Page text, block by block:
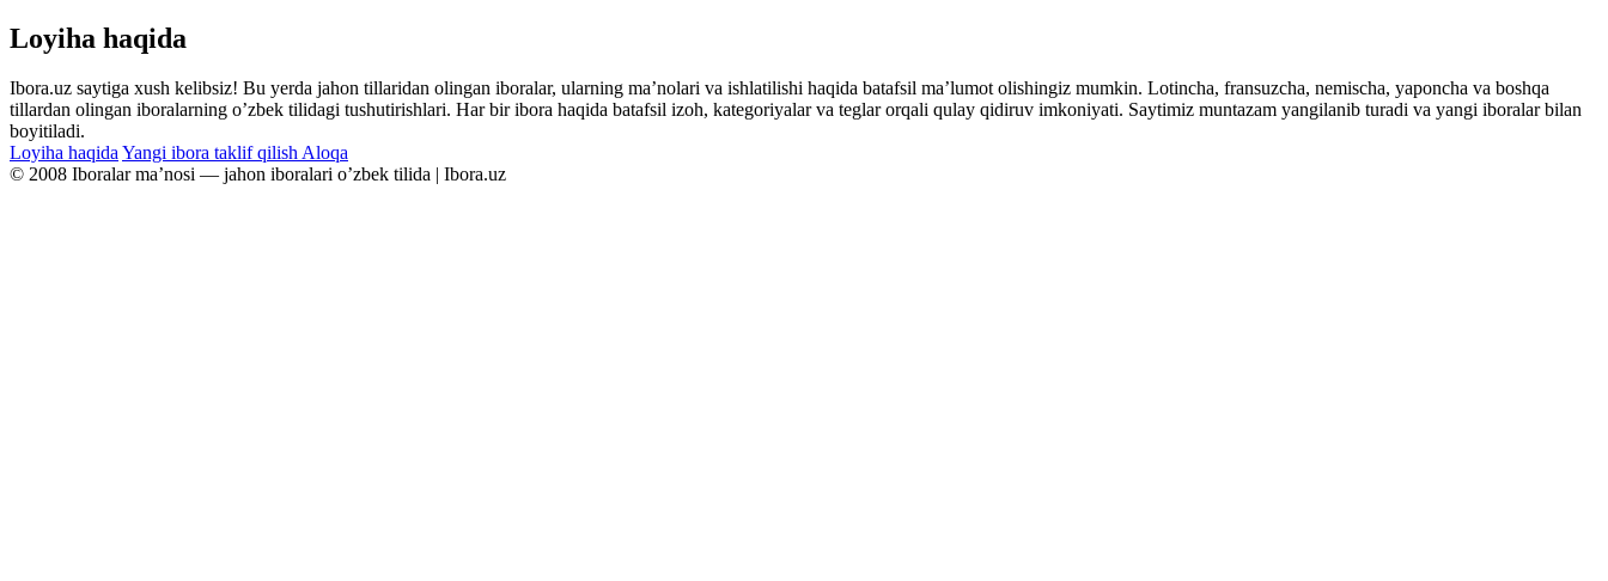
Loyiha haqida
Ibora.uz saytiga xush kelibsiz! Bu yerda jahon tillaridan olingan iboralar, ularning maʼnolari va ishlatilishi haqida batafsil maʼlumot olishingiz mumkin. Lotincha, fransuzcha, nemischa, yaponcha va boshqa
tillardan olingan iboralarning oʼzbek tilidagi tushutirishlari. Har bir ibora haqida batafsil izoh, kategoriyalar va teglar orqali qulay qidiruv imkoniyati. Saytimiz muntazam yangilanib turadi va yangi iboralar bilan
boyitiladi.
Loyiha haqidaYangi ibora taklif qilishAloqa
© 2008 Iboralar maʼnosi — jahon iboralari oʼzbek tilida | Ibora.uz